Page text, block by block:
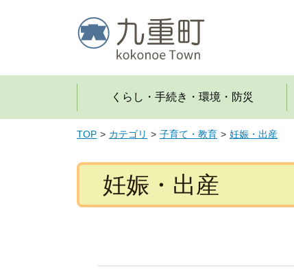
くらし・手続き・環境・防災
TOP カテゴリ 子育て・教育 妊娠・出産
妊娠・出産